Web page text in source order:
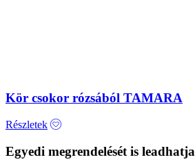
Kör csokor rózsából TAMARA
Részletek
Egyedi megrendelését is leadhatja